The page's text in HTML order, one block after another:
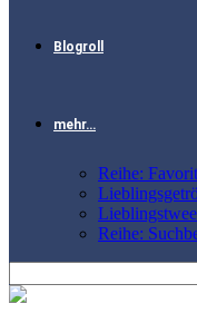
Blogroll
mehr…
Reihe:
Reihe: